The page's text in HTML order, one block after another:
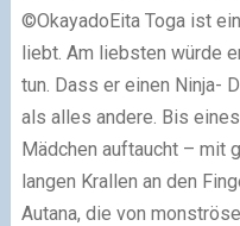
©OkayadoEita Toga ist
liebt. Am liebsten würde
tun. Dass er einen Ninja-
als alles andere. Bis
Mädchen auftaucht – mit
langen Krallen an den
Autana, die von